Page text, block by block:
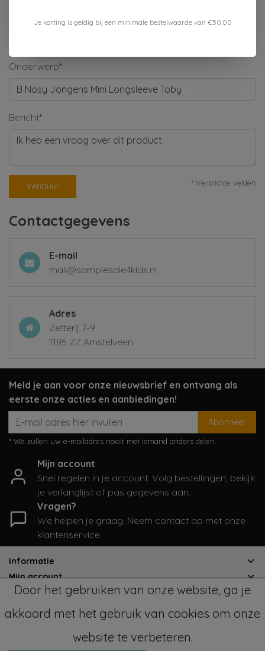
Onderwerp*
Bericht*
Verstuur * Verplichte velden
Contactgegevens
E-mail
mail@samplesale4kids.nl
Adres
Zetterij 7-9
1185 ZZ Amstelveen
Meld je aan voor onze nieuwsbrief en ontvang als
eerste onze acties en aanbiedingen!
Abonneer
* We zullen uw e-mailadres nooit met iemand anders delen.
Mijn account
Snel regelen in je account. Volg bestellingen, bekijk
je verlanglijst of pas gegevens aan.
Vragen?
We helpen je graag. Neem contact op met onze
klantenservice.
Informatie
Mijn account
Categorieën
Contactgegevens
© Copyright 2026 - SampleSale4Kids | RealisatieInStijl Media
Door het gebruiken van onze website, ga je
akkoord met het gebruik van cookies om onze
website te verbeteren.
Je korting is geldig bij een minimale bestelwaarde van €50,00